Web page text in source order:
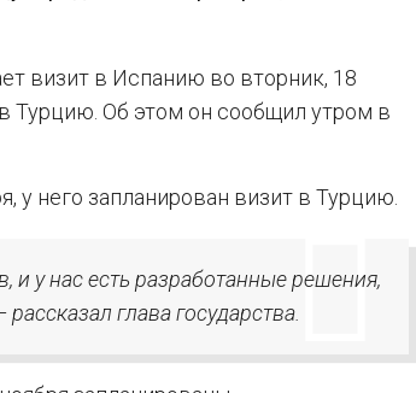
визит в Испанию во вторник, 18
Турцию. Об этом он сообщил утром в
у него запланирован визит в Турцию.
и у нас есть разработанные решения,
глава государства.